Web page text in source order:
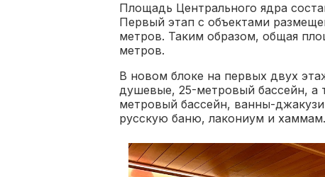
Площадь Центрального ядра
Первый этап с объектами
метров. Таким образом, общая
метров.
В новом блоке на первых двух
душевые, 25-метровый бассейн, а
метровый бассейн, ванны-
русскую баню, лакониум и хаммам.